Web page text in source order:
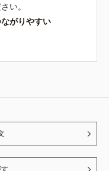
い。
がりやすい